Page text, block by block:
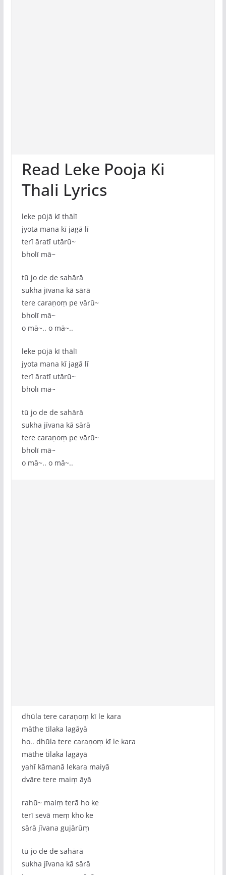
Read Leke Pooja Ki
Thali Lyrics
leke pūjā kī thālī
jyota mana kī jagā lī
terī āratī utārū~
bholī mā~
tū jo de de sahārā
sukha jīvana kā sārā
tere caraṇoṃ pe vārū~
bholī mā~
o mā~.. o mā~..
leke pūjā kī thālī
jyota mana kī jagā lī
terī āratī utārū~
bholī mā~
tū jo de de sahārā
sukha jīvana kā sārā
tere caraṇoṃ pe vārū~
bholī mā~
o mā~.. o mā~..
dhūla tere caraṇoṃ kī le kara
māthe tilaka lagāyā
ho.. dhūla tere caraṇoṃ kī le kara
māthe tilaka lagāyā
yahī kāmanā lekara maiyā
dvāre tere maiṃ āyā
rahū~ maiṃ terā ho ke
terī sevā meṃ kho ke
sārā jīvana gujārūṃ
tū jo de de sahārā
sukha jīvana kā sārā